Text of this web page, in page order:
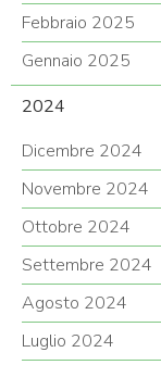
Febbraio 2025
Gennaio 2025
2024
Dicembre 2024
Novembre 2024
Ottobre 2024
Settembre 2024
Agosto 2024
Luglio 2024